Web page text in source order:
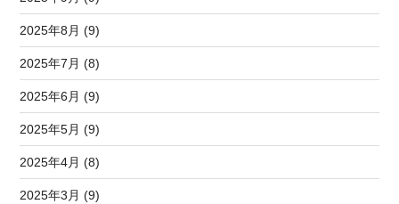
2025年8月 (9)
2025年7月 (8)
2025年6月 (9)
2025年5月 (9)
2025年4月 (8)
2025年3月 (9)